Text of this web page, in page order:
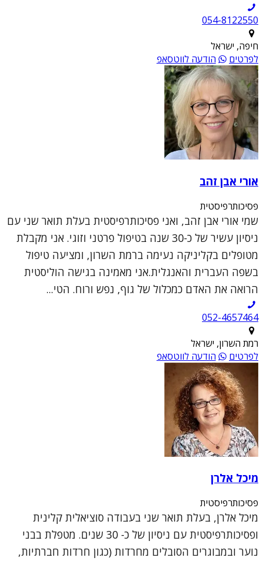
054-8122550
חיפה, ישראל
לפרטים
הודעה לווטסאפ
אורי אבן זהב
פסיכותרפיסטית
שמי אורי אבן זהב, ואני פסיכותרפיסטית בעלת תואר שני עם
ניסיון עשיר של כ-30 שנה בטיפול פרטני וזוגי. אני מקבלת
מטופלים בקליניקה נעימה ברמת השרון, ומציעה טיפול
בשפה העברית והאנגלית.אני מאמינה בגישה הוליסטית
הרואה את האדם כמכלול של גוף, נפש ורוח. הטי...
052-4657464
רמת השרון, ישראל
לפרטים
הודעה לווטסאפ
מיכל אלרן
פסיכותרפיסטית
מיכל אלרן, בעלת תואר שני בעבודה סוציאלית קלינית
ופסיכותרפיסטית עם ניסיון של כ- 30 שנים. מטפלת בבני
נוער ובמבוגרים הסובלים מחרדות (כגון חרדות חברתיות,